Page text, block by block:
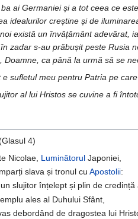
ai Germaniei și a tot ceea ce
idealurilor creștine și de
există un învățământ adevărat,
zadar s-au prăbușit peste Rusia
Doamne, ca până la urmă să se
e sufletul meu pentru Patria pe
al lui Hristos se cuvine a fi
4)
Nicolae, Luminătorul Japoniei,
slava și tronul cuApostolii:
slujitor înțelept și plin de credință
ales al Duhului Sfânt,
debordând de dragostea lui